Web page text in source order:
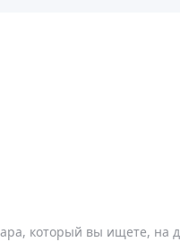
который вы ищете, на